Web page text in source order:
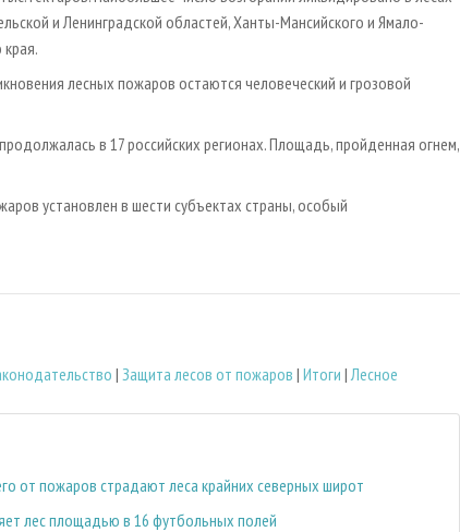
и Ленинградской областей, Ханты-Мансийского и Ямало-
лесных пожаров остаются человеческий и грозовой
в 17 российских регионах. Площадь, пройденная огнем,
установлен в шести субъектах страны, особый
| Защита лесов от пожаров | Итоги | Лесное
от пожаров страдают леса крайних северных широт
лес площадью в 16 футбольных полей